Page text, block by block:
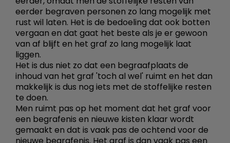
eerder begraven personen zo lang mogelijk met
rust wil laten. Het is de bedoeling dat ook botten
vergaan en dat gaat het beste als je er gewoon
van af blijft en het graf zo lang mogelijk laat
liggen.
Het is dus niet zo dat een begraafplaats de
inhoud van het graf 'toch al wel' ruimt en het dan
makkelijk is dus nog iets met de stoffelijke resten
te doen.
Men ruimt pas op het moment dat het graf voor
een begrafenis en nieuwe kisten klaar wordt
gemaakt en dat is vaak pas de ochtend voor de
nieuwe begrafenis. Het graf is dan vaak pas een